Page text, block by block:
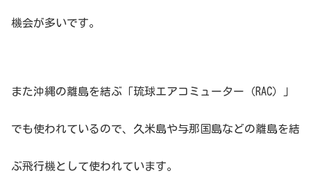
機会が多いです。
また沖縄の離島を結ぶ「琉球エアコミューター（RAC）」
でも使われているので、久米島や与那国島などの離島を結
ぶ飛行機として使われています。